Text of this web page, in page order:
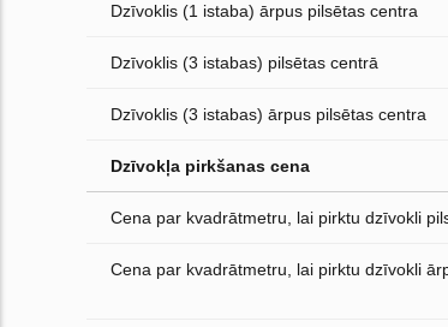
Dzīvoklis (1 istaba) ārpus pilsētas centra
Dzīvoklis (3 istabas) pilsētas centrā
Dzīvoklis (3 istabas) ārpus pilsētas centra
Dzīvokļa pirkšanas cena
Cena par kvadrātmetru, lai pirktu dzīvokli
Cena par kvadrātmetru, lai pirktu dzīvokli